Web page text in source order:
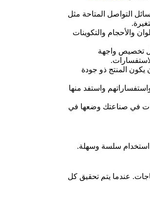
التواصل المتاحة مثل
والأحجام والتكوينات
تخصيص واجهة
يكون المنتج ذو جودة
واستفد منها
في صناعتك وضعها في
استخدام سلسة وسهلة.
عندما يتم تحقيق كل